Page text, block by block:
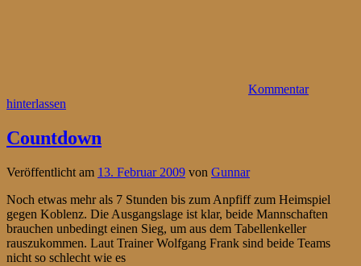
Kommentar
hinterlassen
Countdown
Veröffentlicht am 13. Februar 2009 von Gunnar
Noch etwas mehr als 7 Stunden bis zum Anpfiff zum Heimspiel
gegen Koblenz. Die Ausgangslage ist klar, beide Mannschaften
brauchen unbedingt einen Sieg, um aus dem Tabellenkeller
rauszukommen. Laut Trainer Wolfgang Frank sind beide Teams
nicht so schlecht wie es